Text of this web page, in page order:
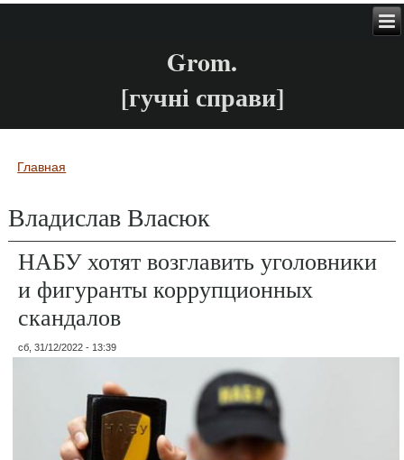
Grom.
[гучні справи]
Вы здесь
Главная
Владислав Власюк
НАБУ хотят возглавить уголовники
и фигуранты коррупционных
скандалов
сб, 31/12/2022 - 13:39